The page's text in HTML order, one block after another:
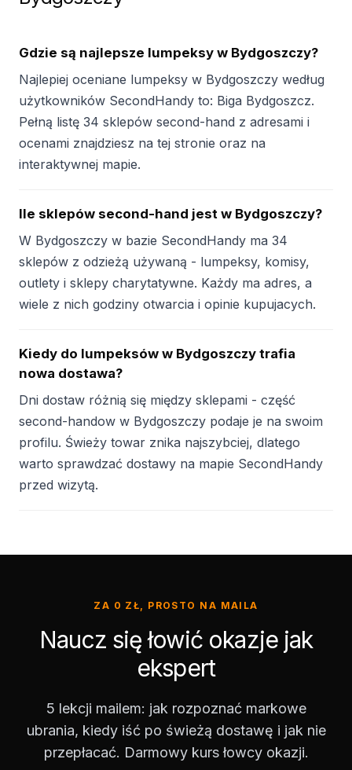
Gdzie są najlepsze lumpeksy w Bydgoszczy?
Najlepiej oceniane lumpeksy w Bydgoszczy według
użytkowników SecondHandy to: Biga Bydgoszcz.
Pełną listę 34 sklepów second-hand z adresami i
ocenami znajdziesz na tej stronie oraz na
interaktywnej mapie.
Ile sklepów second-hand jest w Bydgoszczy?
W Bydgoszczy w bazie SecondHandy ma 34
sklepów z odzieżą używaną - lumpeksy, komisy,
outlety i sklepy charytatywne. Każdy ma adres, a
wiele z nich godziny otwarcia i opinie kupujacych.
Kiedy do lumpeksów w Bydgoszczy trafia
nowa dostawa?
Dni dostaw różnią się między sklepami - część
second-handow w Bydgoszczy podaje je na swoim
profilu. Świeży towar znika najszybciej, dlatego
warto sprawdzać dostawy na mapie SecondHandy
przed wizytą.
ZA 0 ZŁ, PROSTO NA MAILA
Naucz się łowić okazje jak
ekspert
5 lekcji mailem: jak rozpoznać markowe
ubrania, kiedy iść po świeżą dostawę i jak nie
przepłacać. Darmowy kurs łowcy okazji.